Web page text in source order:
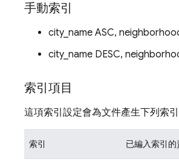
手動索引
city_name ASC,
city_name DESC,
索引項目
這項索引設定會為文件產生下列索引
索引 已編入索引的